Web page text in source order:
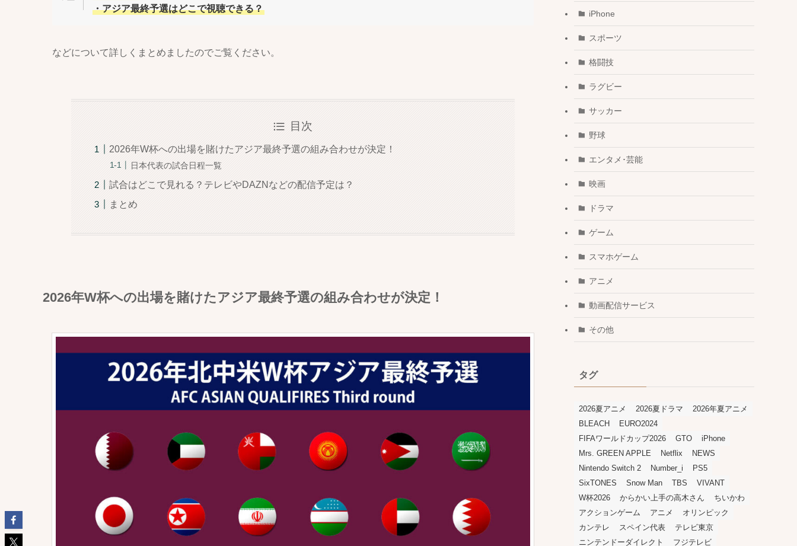
・アジア最終予選はどこで視聴できる？
などについて詳しくまとめましたのでご覧ください。
目次
2026年W杯への出場を賭けたアジア最終予選の組み合わせが決定！
日本代表の試合日程一覧
試合はどこで見れる？テレビやDAZNなどの配信予定は？
まとめ
2026年W杯への出場を賭けたアジア最終予選の組み合わせが決定！
iPhone
スポーツ
格闘技
ラグビー
サッカー
野球
エンタメ･芸能
映画
ドラマ
ゲーム
スマホゲーム
アニメ
動画配信サービス
その他
タグ
2026夏アニメ 2026夏ドラマ
2026年夏アニメ
BLEACH
EURO2024
FIFAワールドカップ2026
GTO
iPhone
Mrs. GREEN APPLE
Netflix
NEWS
Nintendo Switch 2
Number_i
PS5
SixTONES
Snow Man TBS
VIVANT
W杯2026
からかい上手の高木さん
ちいかわ
アクションゲーム
アニメ
オリンピック
カンテレ
スペイン代表
テレビ東京
ニンテンドーダイレクト
フジテレビ